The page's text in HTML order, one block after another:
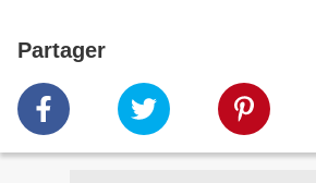
Partager